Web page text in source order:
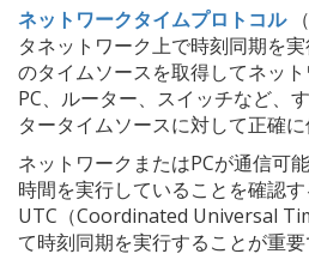
ネットワークタイムプロトコル
タネットワーク上で時刻同期を
のタイムソースを取得してネット
PC、ルーター、スイッチなど、
タータイムソースに対して正確に
ネットワークまたはPCが通信可
時間を実行していることを確認す
UTC（Coordinated Universal
て時刻同期を実行することが重要